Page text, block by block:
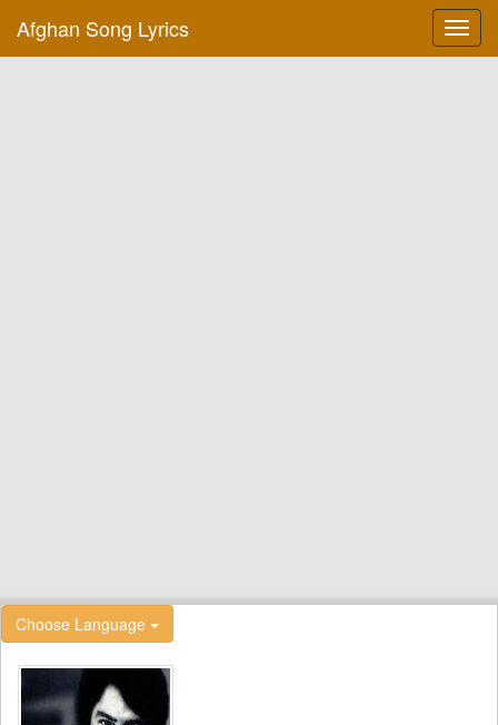
Afghan Song Lyrics
Choose Language